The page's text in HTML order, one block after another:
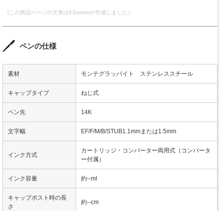
(この商品ページの文章はIl Duomoが作成しました）
ペンの仕様
素材 モンテグラッパイト ステンレススチール
キャップタイプ ねじ式
ペン先 14K
文字幅 EF/F/M/B/STUB1.1mmまたは1.5mm
インク方式
カートリッジ・コンバーター両用式（コンバータ
ー付属）
インク容量 約--ml
キャップポスト時の長
さ
約--cm